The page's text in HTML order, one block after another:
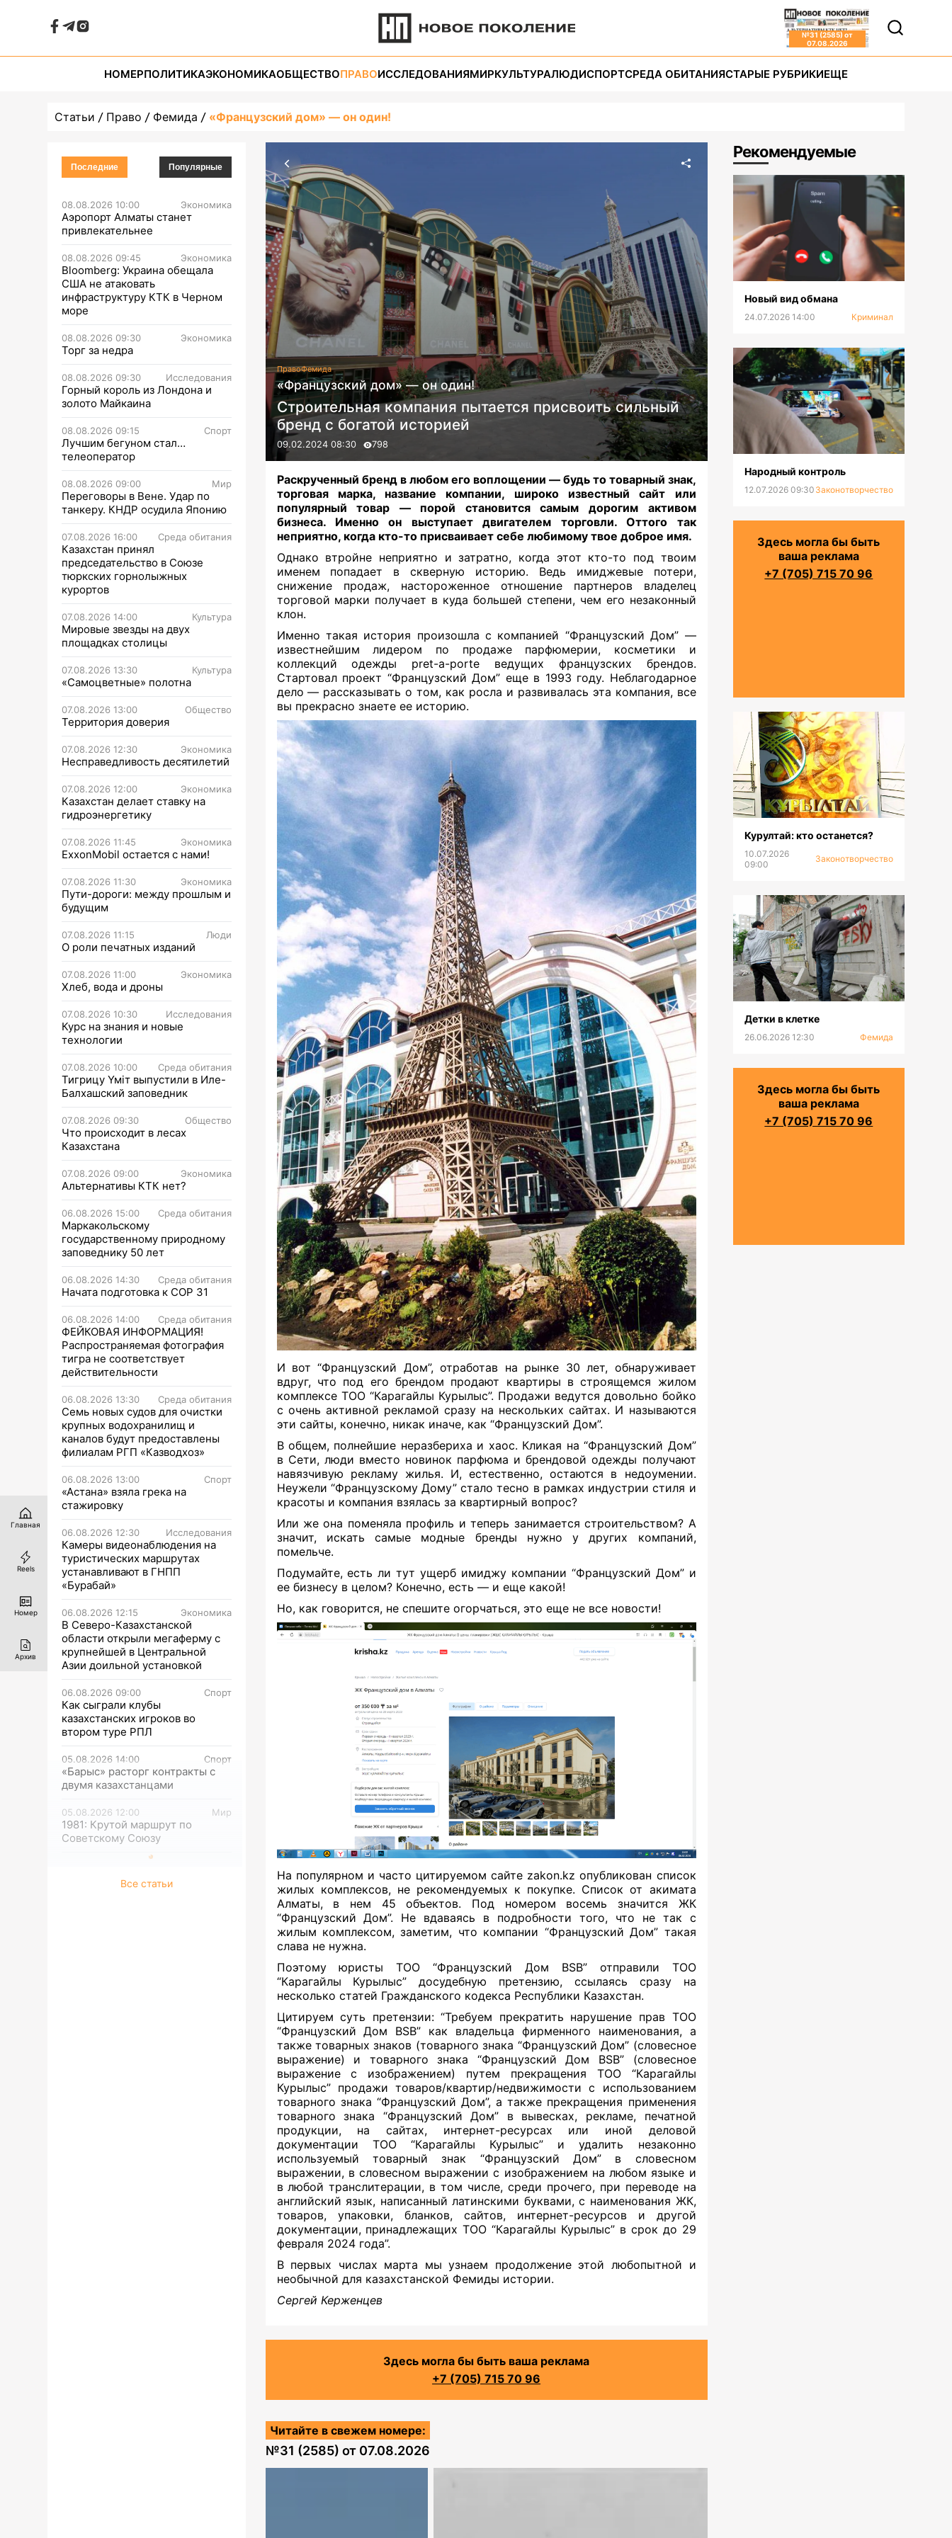
№31 (2585) от
07.08.2026
НОМЕРПОЛИТИКАЭКОНОМИКАОБЩЕСТВОПРАВОИССЛЕДОВАНИЯМИРКУЛЬТУРАЛЮДИСПОРТСРЕДА ОБИТАНИЯСТАРЫЕ РУБРИКИЕЩЕ
Статьи Право Фемида «Французский дом» — он один!
Последние Популярные
08.08.2026 10:00 Экономика
Аэропорт Алматы станет
привлекательнее
08.08.2026 09:45 Экономика
Bloomberg: Украина обещала
США не атаковать
инфраструктуру КТК в Черном
море
08.08.2026 09:30 Экономика
Торг за недра
08.08.2026 09:30 Исследования
Горный король из Лондона и
золото Майкаина
08.08.2026 09:15 Спорт
Лучшим бегуном стал…
телеоператор
08.08.2026 09:00 Мир
Переговоры в Вене. Удар по
танкеру. КНДР осудила Японию
07.08.2026 16:00 Среда обитания
Казахстан принял
председательство в Союзе
тюркских горнолыжных
курортов
07.08.2026 14:00 Культура
Мировые звезды на двух
площадках столицы
07.08.2026 13:30 Культура
«Самоцветные» полотна
07.08.2026 13:00 Общество
Территория доверия
07.08.2026 12:30 Экономика
Несправедливость десятилетий
07.08.2026 12:00 Экономика
Казахстан делает ставку на
гидроэнергетику
07.08.2026 11:45 Экономика
ExxonMobil остается с нами!
07.08.2026 11:30 Экономика
Пути-дороги: между прошлым и
будущим
07.08.2026 11:15 Люди
О роли печатных изданий
07.08.2026 11:00 Экономика
Хлеб, вода и дроны
07.08.2026 10:30 Исследования
Курс на знания и новые
технологии
07.08.2026 10:00 Среда обитания
Тигрицу Үміт выпустили в Иле-
Балхашский заповедник
07.08.2026 09:30 Общество
Что происходит в лесах
Казахстана
07.08.2026 09:00 Экономика
Альтернативы КТК нет?
06.08.2026 15:00 Среда обитания
Маркакольскому
государственному природному
заповеднику 50 лет
06.08.2026 14:30 Среда обитания
Начата подготовка к СОР 31
06.08.2026 14:00 Среда обитания
ФЕЙКОВАЯ ИНФОРМАЦИЯ!
Распространяемая фотография
тигра не соответствует
действительности
06.08.2026 13:30 Среда обитания
Семь новых судов для очистки
крупных водохранилищ и
каналов будут предоставлены
филиалам РГП «Казводхоз»
06.08.2026 13:00 Спорт
«Астана» взяла грека на
стажировку
06.08.2026 12:30 Исследования
Камеры видеонаблюдения на
туристических маршрутах
устанавливают в ГНПП
«Бурабай»
06.08.2026 12:15 Экономика
В Северо-Казахстанской
области открыли мегаферму с
крупнейшей в Центральной
Азии доильной установкой
06.08.2026 09:00 Спорт
Как сыграли клубы
казахстанских игроков во
втором туре РПЛ
05.08.2026 14:00 Спорт
«Барыс» расторг контракты с
двумя казахстанцами
05.08.2026 12:00 Мир
1981: Крутой маршрут по
Советскому Союзу
Все статьи
ПравоФемида
«Французский дом» — он один!
Строительная компания пытается присвоить сильный
бренд с богатой историей
09.02.2024 08:30 798
Раскрученный бренд в любом его воплощении — будь то товарный знак,
торговая марка, название компании, широко известный сайт или
популярный товар — порой становится самым дорогим активом
бизнеса. Именно он выступает двигателем торговли. Оттого так
неприятно, когда кто-то присваивает себе любимому твое доброе имя.
Однако втройне неприятно и затратно, когда этот кто-то под твоим
именем попадает в скверную историю. Ведь имиджевые потери,
снижение продаж, настороженное отношение партнеров владелец
торговой марки получает в куда большей степени, чем его незаконный
клон.
Именно такая история произошла с компанией “Французский Дом” —
известнейшим лидером по продаже парфюмерии, косметики и
коллекций одежды pret-a-porte ведущих французских брендов.
Стартовал проект “Французский Дом” еще в 1993 году. Неблагодарное
дело — рассказывать о том, как росла и развивалась эта компания, все
вы прекрасно знаете ее историю.
И вот “Французский Дом”, отработав на рынке 30 лет, обнаруживает
вдруг, что под его брендом продают квартиры в строящемся жилом
комплексе ТОО “Карагайлы Курылыс”. Продажи ведутся довольно бойко
с очень активной рекламой сразу на нескольких сайтах. И называются
эти сайты, конечно, никак иначе, как “Французский Дом”.
В общем, полнейшие неразбериха и хаос. Кликая на “Французский Дом”
в Сети, люди вместо новинок парфюма и брендовой одежды получают
навязчивую рекламу жилья. И, естественно, остаются в недоумении.
Неужели “Французскому Дому” стало тесно в рамках индустрии стиля и
красоты и компания взялась за квартирный вопрос?
Или же она поменяла профиль и теперь занимается строительством? А
значит, искать самые модные бренды нужно у других компаний,
помельче.
Подумайте, есть ли тут ущерб имиджу компании “Французский Дом” и
ее бизнесу в целом? Конечно, есть — и еще какой!
Но, как говорится, не спешите огорчаться, это еще не все новости!
На популярном и часто цитируемом сайте zakon.kz опубликован список
жилых комплексов, не рекомендуемых к покупке. Список от акимата
Алматы, в нем 45 объектов. Под номером восемь значится ЖК
“Французский Дом”. Не вдаваясь в подробности того, что не так с
жилым комплексом, заметим, что компании “Французский Дом” такая
слава не нужна.
Поэтому юристы ТОО “Французский Дом BSB” отправили ТОО
“Карагайлы Курылыс” досудебную претензию, ссылаясь сразу на
несколько статей Гражданского кодекса Республики Казахстан.
Цитируем суть претензии: “Требуем прекратить нарушение прав ТОО
“Французский Дом BSB” как владельца фирменного наименования, а
также товарных знаков (товарного знака “Французский Дом” (словесное
выражение) и товарного знака “Французский Дом BSB” (словесное
выражение с изображением) путем прекращения ТОО “Карагайлы
Курылыс” продажи товаров/квартир/недвижимости с использованием
товарного знака “Французский Дом”, а также прекращения применения
товарного знака “Французский Дом” в вывесках, рекламе, печатной
продукции, на сайтах, интернет-ресурсах или иной деловой
документации ТОО “Карагайлы Курылыс” и удалить незаконно
используемый товарный знак “Французский Дом” в словесном
выражении, в словесном выражении с изображением на любом языке и
в любой транслитерации, в том числе, среди прочего, при переводе на
английский язык, написанный латинскими буквами, с наименования ЖК,
товаров, упаковки, бланков, сайтов, интернет-ресурсов и другой
документации, принадлежащих ТОО “Карагайлы Курылыс” в срок до 29
февраля 2024 года”.
В первых числах марта мы узнаем продолжение этой любопытной и
необычной для казахстанской Фемиды истории.
Сергей Керженцев
Здесь могла бы быть ваша реклама
+7 (705) 715 70 96
Читайте в свежем номере:
№31 (2585) от 07.08.2026
Рекомендуемые
Новый вид обмана
24.07.2026 14:00 Криминал
Народный контроль
12.07.2026 09:30 Законотворчество
Здесь могла бы быть
ваша реклама
+7 (705) 715 70 96
Курултай: кто останется?
10.07.2026
09:00
Законотворчество
Детки в клетке
26.06.2026 12:30 Фемида
Здесь могла бы быть
ваша реклама
+7 (705) 715 70 96
Главная
Reels
Номер
Архив